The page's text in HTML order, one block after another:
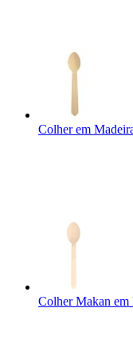
Colher em
Colher Makan em